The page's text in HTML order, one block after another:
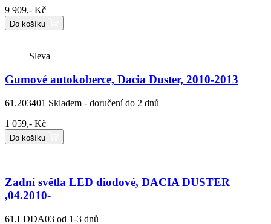
9 909,- Kč
Do košíku
Sleva
Gumové autokoberce, Dacia Duster, 2010-2013
61.203401 Skladem - doručení do 2 dnů
1 059,- Kč
Do košíku
Zadní světla LED diodové, DACIA DUSTER
,04.2010-
61.LDDA03 od 1-3 dnů